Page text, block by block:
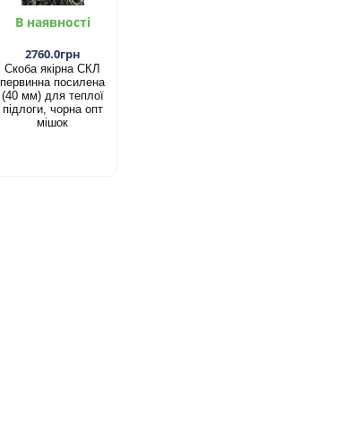
В наявності
2760.0грн
Скоба якірна СКЛ
первинна посилена
(40 мм) для теплої
підлоги, чорна опт
мішок